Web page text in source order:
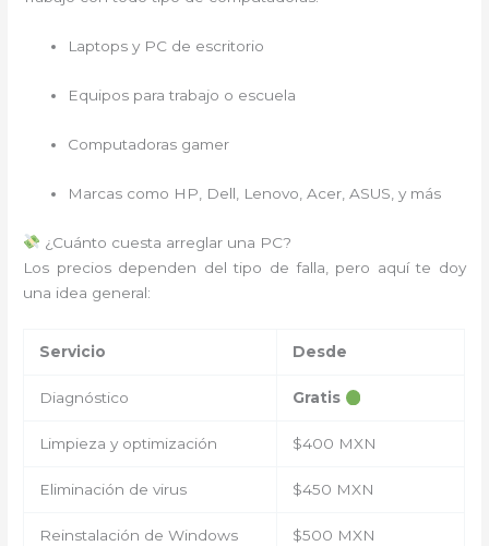
Laptops y PC de escritorio
Equipos para trabajo o escuela
Computadoras gamer
Marcas como HP, Dell, Lenovo, Acer, ASUS, y más
¿Cuánto cuesta arreglar una PC?
Los precios dependen del tipo de falla, pero aquí te doy
una idea general:
Servicio Desde
Diagnóstico Gratis
Limpieza y optimización $400 MXN
Eliminación de virus $450 MXN
Reinstalación de Windows $500 MXN